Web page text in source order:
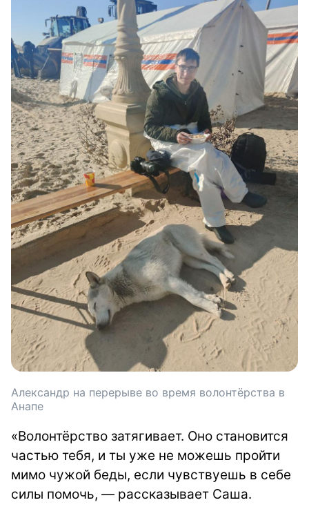
Александр на перерыве во время волонтёрства в
Анапе
«Волонтёрство затягивает. Оно становится
частью тебя, и ты уже не можешь пройти
мимо чужой беды, если чувствуешь в себе
силы помочь, — рассказывает Саша.